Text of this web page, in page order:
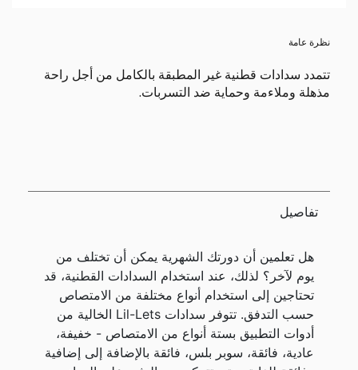
نظرة عامة
تتمدد سدادات قطنية غير المطبقة بالكامل من أجل راحة
مذهلة وملاءمة وحماية ضد التسربات.
تفاصيل
هل تعلمين أن دورتك الشهرية يمكن أن تختلف من
يوم لآخر؟ لذلك، عند استخدام السدادات القطنية، قد
تحتاجين إلى استخدام أنواع مختلفة من الامتصاص
حسب التدفق. تتوفر سدادات Lil-Lets الخالية من
أدوات التطبيق بستة أنواع من الامتصاص - خفيفة،
عادية، فائقة، سوبر بلس، فائقة بالإضافة إلى إضافية